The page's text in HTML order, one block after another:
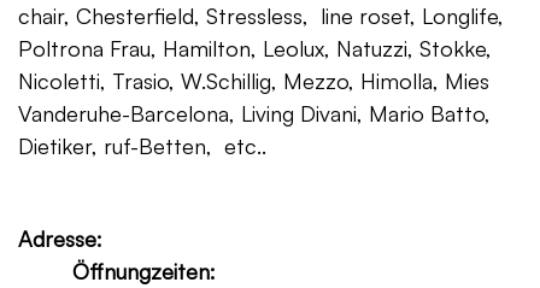
chair, Chesterfield, Stressless, line roset, Longlife,
Poltrona Frau, Hamilton, Leolux, Natuzzi, Stokke,
Nicoletti, Trasio, W.Schillig, Mezzo, Himolla, Mies
Vanderuhe-Barcelona, Living Divani, Mario Batto,
Dietiker, ruf-Betten, etc..
Adresse:
Öffnungzeiten: